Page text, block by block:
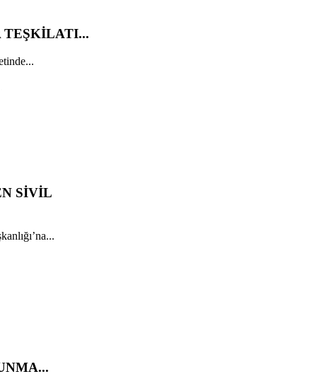
TEŞKİLATI...
SİVİL